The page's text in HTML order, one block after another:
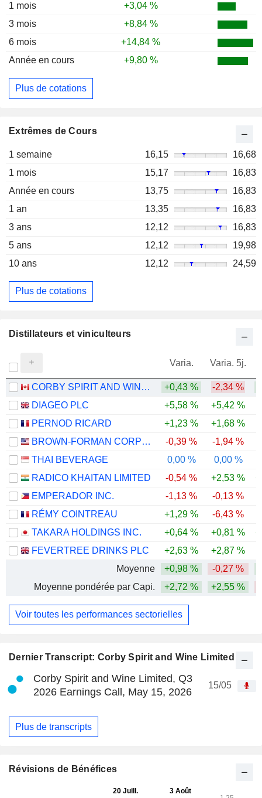
Dernier Transcript: Corby Spirit and Wine Limited
Corby Spirit and Wine Limited, Q3
2026 Earnings Call, May 15, 2026
15/05
Plus de transcripts
1 mois
+3,04 %
3 mois
+8,84 %
6 mois
+14,84 %
Année en cours
+9,80 %
Plus de cotations
Extrêmes de Cours
1 semaine 16,15
16,68
1 mois
15,17
16,83
Année en cours
13,75
16,83
1 an
13,35
16,83
3 ans
12,12
16,83
5 ans
12,12
19,98
10 ans
12,12 24,59
Plus de cotations
Distillateurs et viniculteurs
Varia. Varia. 5j.
CORBY SPIRIT AND WINE LIMITED +0,43 % -2,34 %
DIAGEO PLC
+5,58 % +5,42 %
PERNOD RICARD
+1,23 % +1,68 %
BROWN-FORMAN CORPORATION
-0,39 % -1,94 %
THAI BEVERAGE
0,00 % 0,00 %
RADICO KHAITAN LIMITED
-0,54 % +2,53 %
EMPERADOR INC.
-1,13 % -0,13 %
RÉMY COINTREAU
+1,29 % -6,43 %
TAKARA HOLDINGS INC.
+0,64 % +0,81 %
FEVERTREE DRINKS PLC
+2,63 % +2,87 %
Moyenne
+0,98 % -0,27 %
Moyenne pondérée par Capi.
+2,72 % +2,55 %
Voir toutes les performances sectorielles
Révisions de Bénéfices